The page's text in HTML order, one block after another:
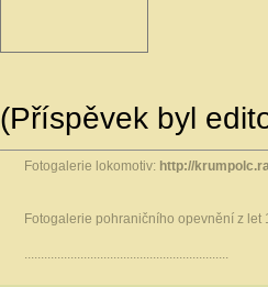
(Příspěvek byl
Fotogalerie lokomotiv: http://
Fotogalerie pohraničního opevnění z let
..............................................................